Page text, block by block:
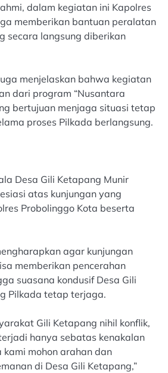
dalam kegiatan ini Kapolres
memberikan bantuan peralatan
secara langsung diberikan
menjelaskan bahwa kegiatan
dari program “Nusantara
bertujuan menjaga situasi tetap
proses Pilkada berlangsung.
Desa Gili Ketapang Munir
atas kunjungan yang
Probolinggo Kota beserta
agar kunjungan
memberikan pencerahan
suasana kondusif Desa Gili
Pilkada tetap terjaga.
Gili Ketapang nihil konflik,
hanya sebatas kenakalan
kami mohon arahan dan
di Desa Gili Ketapang,”